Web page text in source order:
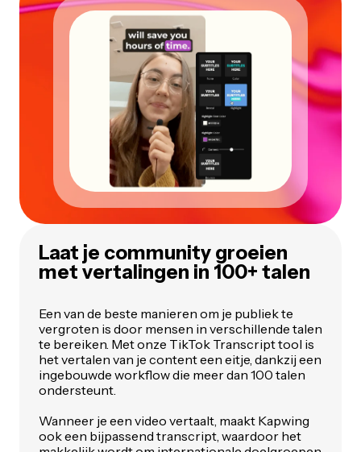
Laat je community groeien
met vertalingen in 100+ talen
Een van de beste manieren om je publiek te
vergroten is door mensen in verschillende talen
te bereiken. Met onze TikTok Transcript tool is
het vertalen van je content een eitje, dankzij een
ingebouwde workflow die meer dan 100 talen
ondersteunt.
Wanneer je een video vertaalt, maakt Kapwing
ook een bijpassend transcript, waardoor het